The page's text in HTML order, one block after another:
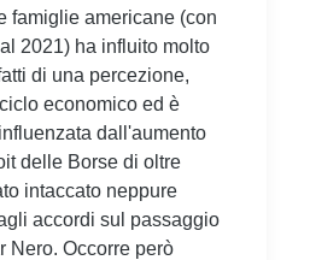
famiglie americane (con
2021) ha influito molto
di una percezione,
economico ed è
dall'aumento
delle Borse di oltre
intaccato neppure
accordi sul passaggio
Nero. Occorre però